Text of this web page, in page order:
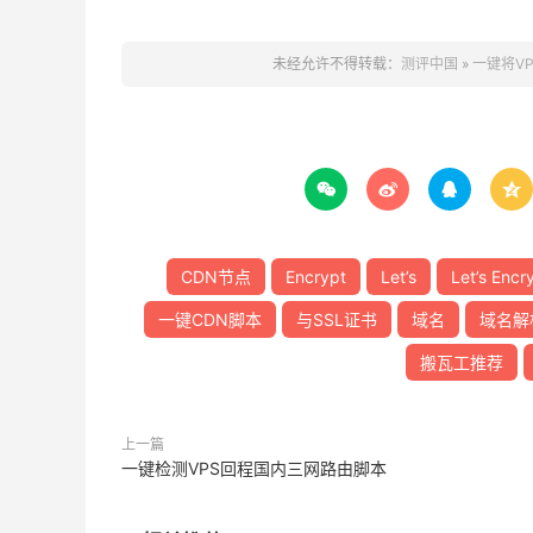
未经允许不得转载： 测评中国 » 一键将
   
CDN节点 Encrypt Let’s Let’s
一键CDN脚本 与SSL证书 域名 域名解
搬瓦工推荐
上一篇
一键检测VPS回程国内三网路由脚本